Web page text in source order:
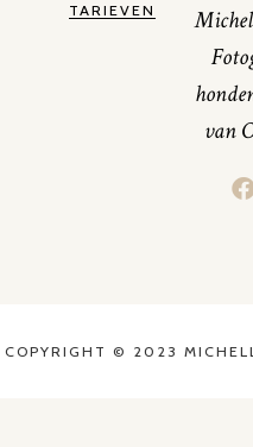
TARIEVEN
van
COPYRIGHT © 2023